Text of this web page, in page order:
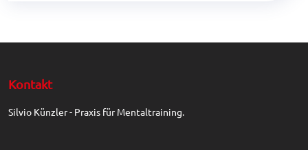
Kontakt
Silvio Künzler - Praxis für Mentaltraining.